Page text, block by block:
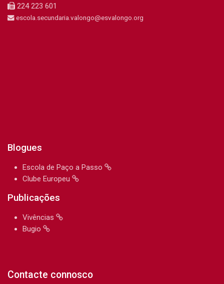
224 223 601
escola.secundaria.valongo@esvalongo.org
Blogues
Escola de Paço a Passo
Clube Europeu
Publicações
Vivências
Bugio
Contacte connosco